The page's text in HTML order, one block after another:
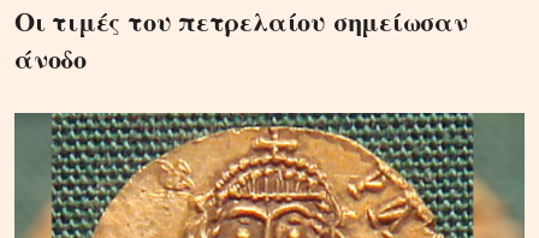
Οι τιμές του πετρελαίου σημείωσαν
άνοδο